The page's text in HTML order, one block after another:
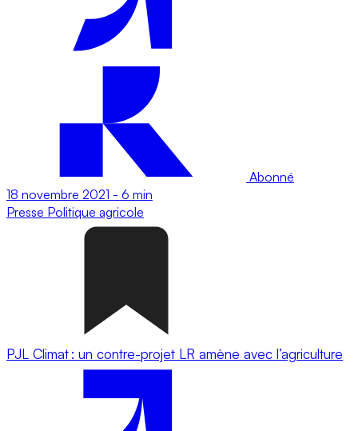
Abonné
18 novembre 2021 - 6 min
Presse Politique agricole
PJL Climat : un contre-projet LR amène avec l’agriculture